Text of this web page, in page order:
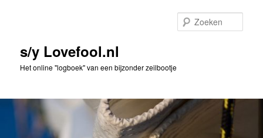
inhouds/y Lovefool.nl
Het online "logboek" van een bijzonder zeilbootje